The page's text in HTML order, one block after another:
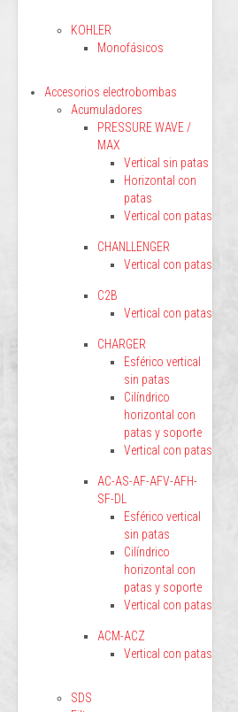
KOHLER
Monofásicos
Accesorios electrobombas
Acumuladores
PRESSURE WAVE /
MAX
Vertical sin patas
Horizontal con
patas
Vertical con patas
CHANLLENGER
Vertical con patas
C2B
Vertical con patas
CHARGER
Esférico vertical
sin patas
Cilíndrico
horizontal con
patas y soporte
Vertical con patas
AC-AS-AF-AFV-AFH-
SF-DL
Esférico vertical
sin patas
Cilíndrico
horizontal con
patas y soporte
Vertical con patas
ACM-ACZ
Vertical con patas
SDS